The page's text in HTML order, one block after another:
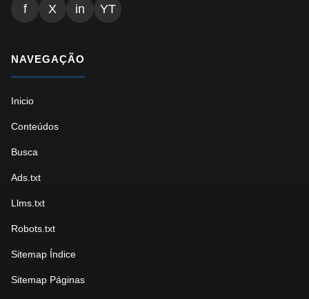
f X in YT
NAVEGAÇÃO
Inicio
Conteúdos
Busca
Ads.txt
Llms.txt
Robots.txt
Sitemap Índice
Sitemap Páginas